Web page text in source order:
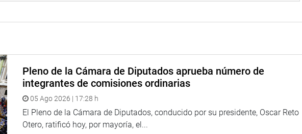
denunció la existencia de presuntas irregularidades en el proceso electoral,
a “presunta falsificación de firmas en las actas y que pese a haberse
y del padrón de votación, esto no ha sido considerado por las autoridades
solicitado una auditoría externa de la Organización de Estados
fue escuchado”.
necesario desarrollar un proceso de investigación del actuar de los
en consideración que este proceso se ha visto plagado de una serie de
del actuar de los representantes de la misión de veedores internacionales; lo
y la proclamación del presidente de la República para el período 2021-2026”,
Pleno de la Cámara de Diputados aprueba número de
integrantes de comisiones ordinarias
05 Ago 2026 | 17:28 h
El Pleno de la Cámara de Diputados, conducido por su presidente, Oscar Reto
Otero, ratificó hoy, por mayoría, el...